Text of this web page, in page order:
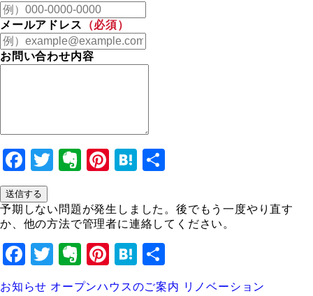
メールアドレス （必須）
お問い合わせ内容
Facebook
Twitter
Evernote
Pinterest
Hatena
送信する
予期しない問題が発生しました。後でもう一度やり直す
か、他の方法で管理者に連絡してください。
Facebook
Twitter
Evernote
Pinterest
Hatena
有
お知らせ オープンハウスのご案内 リノベーション